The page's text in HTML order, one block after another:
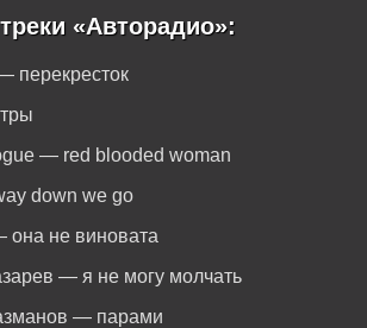
«Авторадио»:
перекресток
— red blooded woman
down we go
она не виновата
— я не могу молчать
— парами